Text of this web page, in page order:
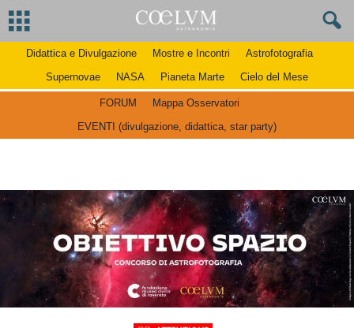
Didattica e Divulgazione Mostre e Incontri
Astrofotografia
Supernovae
NASA Pianeta Marte Cielo del Mese
FORUM
Mappa Osservatori
EVENTI (divulgazione, didattica, star party)